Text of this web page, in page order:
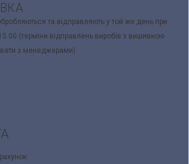
та відправляють у той же день при
(терміни відправлень виробів з вишивкою
з менеджерами)